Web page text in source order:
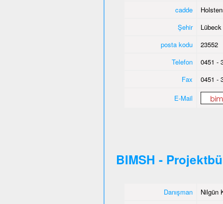
cadde
Şehir
Lübeck
posta kodu
23552
Telefon
0451 -
Fax
0451 -
E-Mail
BIMSH -
Danışman
Nilgün